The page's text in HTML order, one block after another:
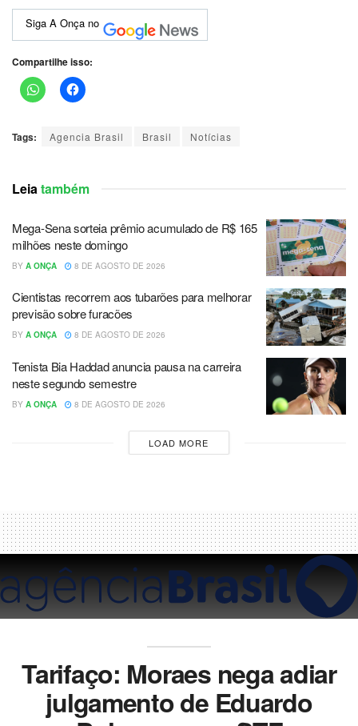
Siga A Onça no
Compartilhe isso:
Tags: Agencia Brasil Brasil Notícias
Leiatambém
Mega-Sena sorteia prêmio acumulado de R$ 165
milhões neste domingo
BY A ONÇA 8 DE AGOSTO DE 2026
Cientistas recorrem aos tubarões para melhorar
previsão sobre furacões
BY A ONÇA 8 DE AGOSTO DE 2026
Tenista Bia Haddad anuncia pausa na carreira
neste segundo semestre
BY A ONÇA 8 DE AGOSTO DE 2026
LOAD MORE
Tarifaço: Moraes nega adiar
julgamento de Eduardo